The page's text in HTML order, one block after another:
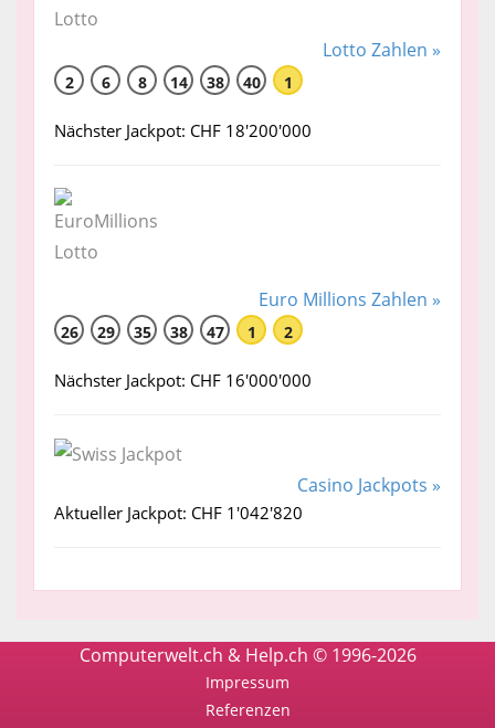
Lotto Zahlen »
2 6 8 14 38 40 1
Nächster Jackpot: CHF 18'200'000
Euro Millions Zahlen »
26 29 35 38 47 1 2
Nächster Jackpot: CHF 16'000'000
Casino Jackpots »
Aktueller Jackpot: CHF 1'042'820
Computerwelt.ch & Help.ch © 1996-2026
Impressum
Referenzen